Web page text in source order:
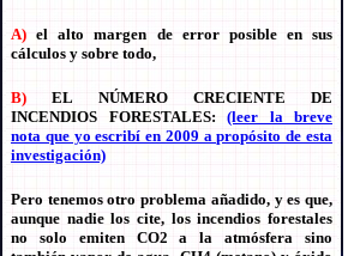
A) el alto margen de error posible en sus
cálculos y sobre todo,
B) EL NÚMERO CRECIENTE DE
INCENDIOS FORESTALES: (leer la breve
nota que yo escribí en 2009 a propósito de esta
investigación)
Pero tenemos otro problema añadido, y es que,
aunque nadie los cite, los incendios forestales
no solo emiten CO2 a la atmósfera sino